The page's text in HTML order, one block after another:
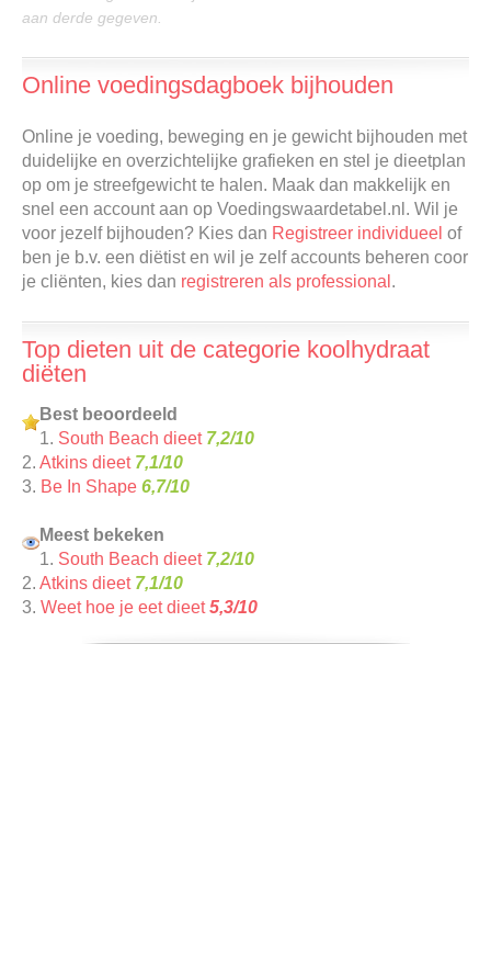
aan derde gegeven.
Online voedingsdagboek bijhouden
Online je voeding, beweging en je gewicht bijhouden met
duidelijke en overzichtelijke grafieken en stel je dieetplan
op om je streefgewicht te halen. Maak dan makkelijk en
snel een account aan op Voedingswaardetabel.nl. Wil je
voor jezelf bijhouden? Kies dan Registreer individueel of
ben je b.v. een diëtist en wil je zelf accounts beheren coor
je cliënten, kies dan registreren als professional .
Top dieten uit de categorie koolhydraat
diëten
Best beoordeeld
1. South Beach dieet 7,2/10
2. Atkins dieet 7,1/10
3. Be In Shape 6,7/10
Meest bekeken
1. South Beach dieet 7,2/10
2. Atkins dieet 7,1/10
3. Weet hoe je eet dieet 5,3/10